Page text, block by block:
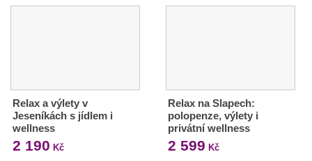
Relax a výlety v
Jeseníkách s jídlem i
wellness
2 190 Kč
Relax na Slapech:
polopenze, výlety i
privátní wellness
2 599 Kč